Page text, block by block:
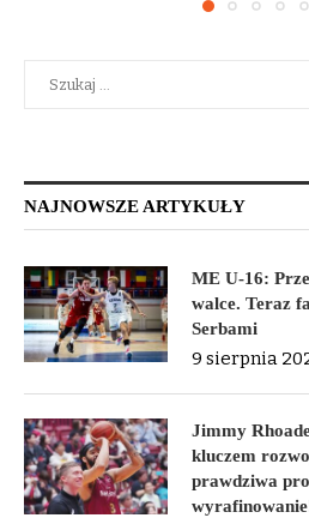
NAJNOWSZE ARTYKUŁY
ME U-16:
walce. Teraz
Serbami
9 sierpnia
Jimmy
kluczem
prawdziwa